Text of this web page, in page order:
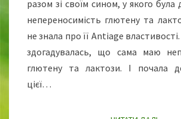
Л
О
Д
О
разом зі своїм сином, у якого була
непереносимість глютену та
не знала про її Antiage
здогадувалась, що сама маю
глютену та лактози. І почала
цієї…